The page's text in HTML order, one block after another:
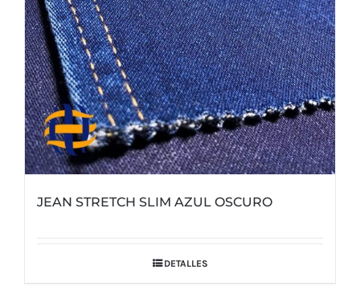
JEAN STRETCH SLIM AZUL OSCURO
DETALLES